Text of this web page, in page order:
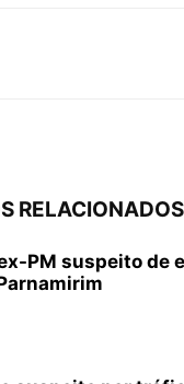
RELACIONADOS
PM suspeito de